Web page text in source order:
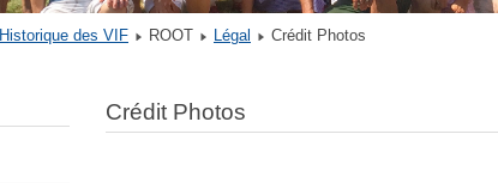
Historique des VIF ROOT Légal Crédit Photos
Crédit Photos